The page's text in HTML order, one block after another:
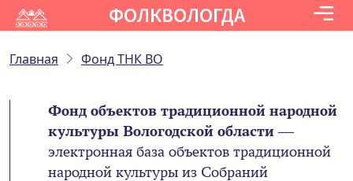
ФОЛКВОЛОГДА
Главная Фонд ТНК ВО
Фонд объектов традиционной народной
культуры Вологодской области—
электронная база объектов традиционной
народной культуры из Собраний